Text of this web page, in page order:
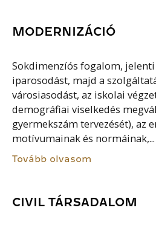
MODERNIZÁCIÓ
Sokdimenzíós fogalom,
iparosodást, majd a
városiasodást, az iskolai
demográfiai viselkedés
gyermekszám tervezését), az
motívumainak és normáinak,...
Tovább olvasom
CIVIL TÁRSADALOM